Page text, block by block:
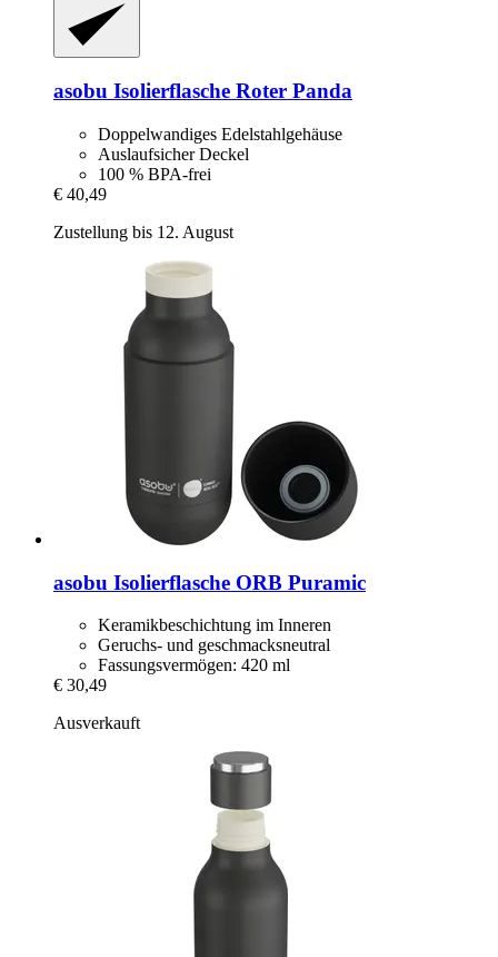
asobu Isolierflasche Roter Panda
Doppelwandiges Edelstahlgehäuse
Auslaufsicher Deckel
100 % BPA-frei
€ 40,49
Zustellung bis 12. August
asobu Isolierflasche ORB Puramic
Keramikbeschichtung im Inneren
Geruchs- und geschmacksneutral
Fassungsvermögen: 420 ml
€ 30,49
Ausverkauft